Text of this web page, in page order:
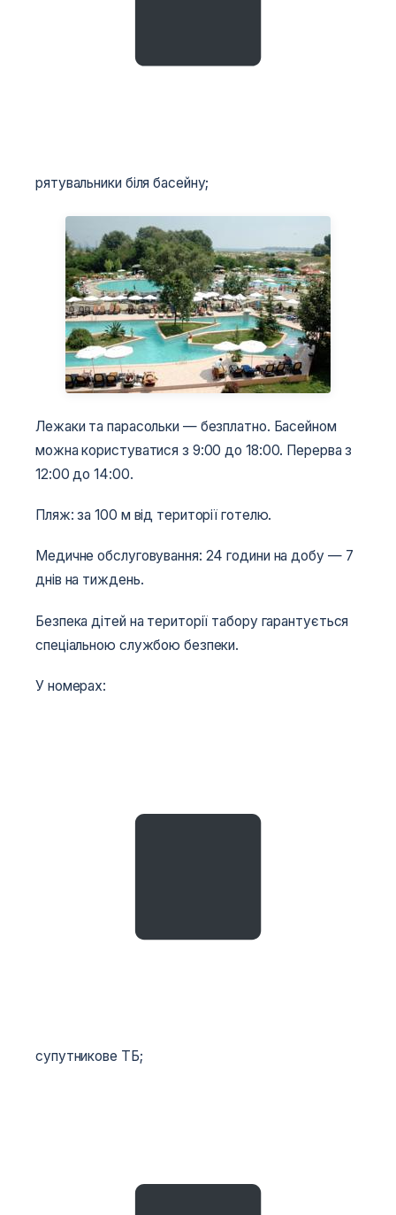
рятувальники біля басейну;
Лежаки та парасольки — безплатно. Басейном
можна користуватися з 9:00 до 18:00. Перерва з
12:00 до 14:00.
Пляж: за 100 м від території готелю.
Медичне обслуговування: 24 години на добу — 7
днів на тиждень.
Безпека дітей на території табору гарантується
спеціальною службою безпеки.
У номерах:
супутникове ТБ;